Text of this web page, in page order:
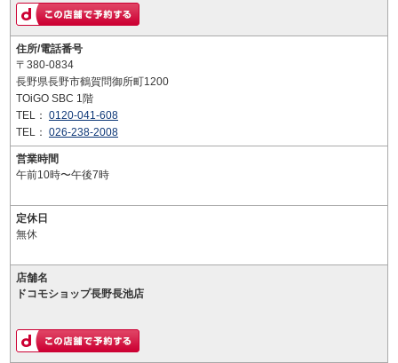
住所/電話番号
〒380-0834
長野県長野市鶴賀問御所町1200
TOiGO SBC 1階
TEL： 0120-041-608
TEL： 026-238-2008
営業時間
午前10時〜午後7時
定休日
無休
店舗名
ドコモショップ長野長池店